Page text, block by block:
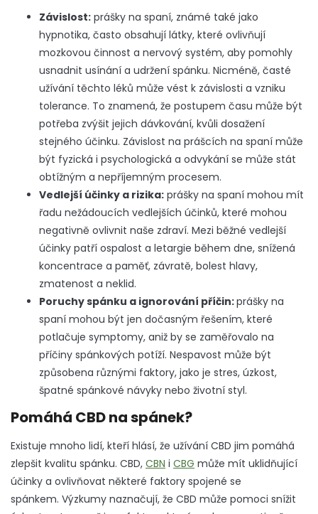
Závislost: prášky na spaní, známé také jako
hypnotika, často obsahují látky, které ovlivňují
mozkovou činnost a nervový systém, aby pomohly
usnadnit usínání a udržení spánku. Nicméně, časté
užívání těchto léků může vést k závislosti a vzniku
tolerance. To znamená, že postupem času může být
potřeba zvýšit jejich dávkování, kvůli dosažení
stejného účinku. Závislost na prášcích na spaní může
být fyzická i psychologická a odvykání se může stát
obtížným a nepříjemným procesem.
Vedlejší účinky a rizika: prášky na spaní mohou mít
řadu nežádoucích vedlejších účinků, které mohou
negativně ovlivnit naše zdraví. Mezi běžné vedlejší
účinky patří ospalost a letargie během dne, snížená
koncentrace a paměť, závratě, bolest hlavy,
zmatenost a neklid.
Poruchy spánku a ignorování příčin:prášky na
spaní mohou být jen dočasným řešením, které
potlačuje symptomy, aniž by se zaměřovalo na
příčiny spánkových potíží. Nespavost může být
způsobena různými faktory, jako je stres, úzkost,
špatné spánkové návyky nebo životní styl.
Pomáhá CBD na spánek?
Existuje mnoho lidí, kteří hlásí, že užívání CBD jim pomáhá
zlepšit kvalitu spánku. CBD, CBN i CBG může mít uklidňující
účinky a ovlivňovat některé faktory spojené se
spánkem. Výzkumy naznačují, že CBD může pomoci snížit